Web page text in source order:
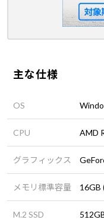
主な仕様
OS
CPU AMD
グラフィックス
メモリ標準容量 16GB
M.2 SSD